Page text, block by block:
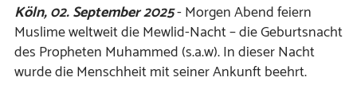
Köln, 02. September 2025- Morgen Abend feiern
Muslime weltweit die Mewlid-Nacht – die Geburtsnacht
des Propheten Muhammed (s.a.w). In dieser Nacht
wurde die Menschheit mit seiner Ankunft beehrt.